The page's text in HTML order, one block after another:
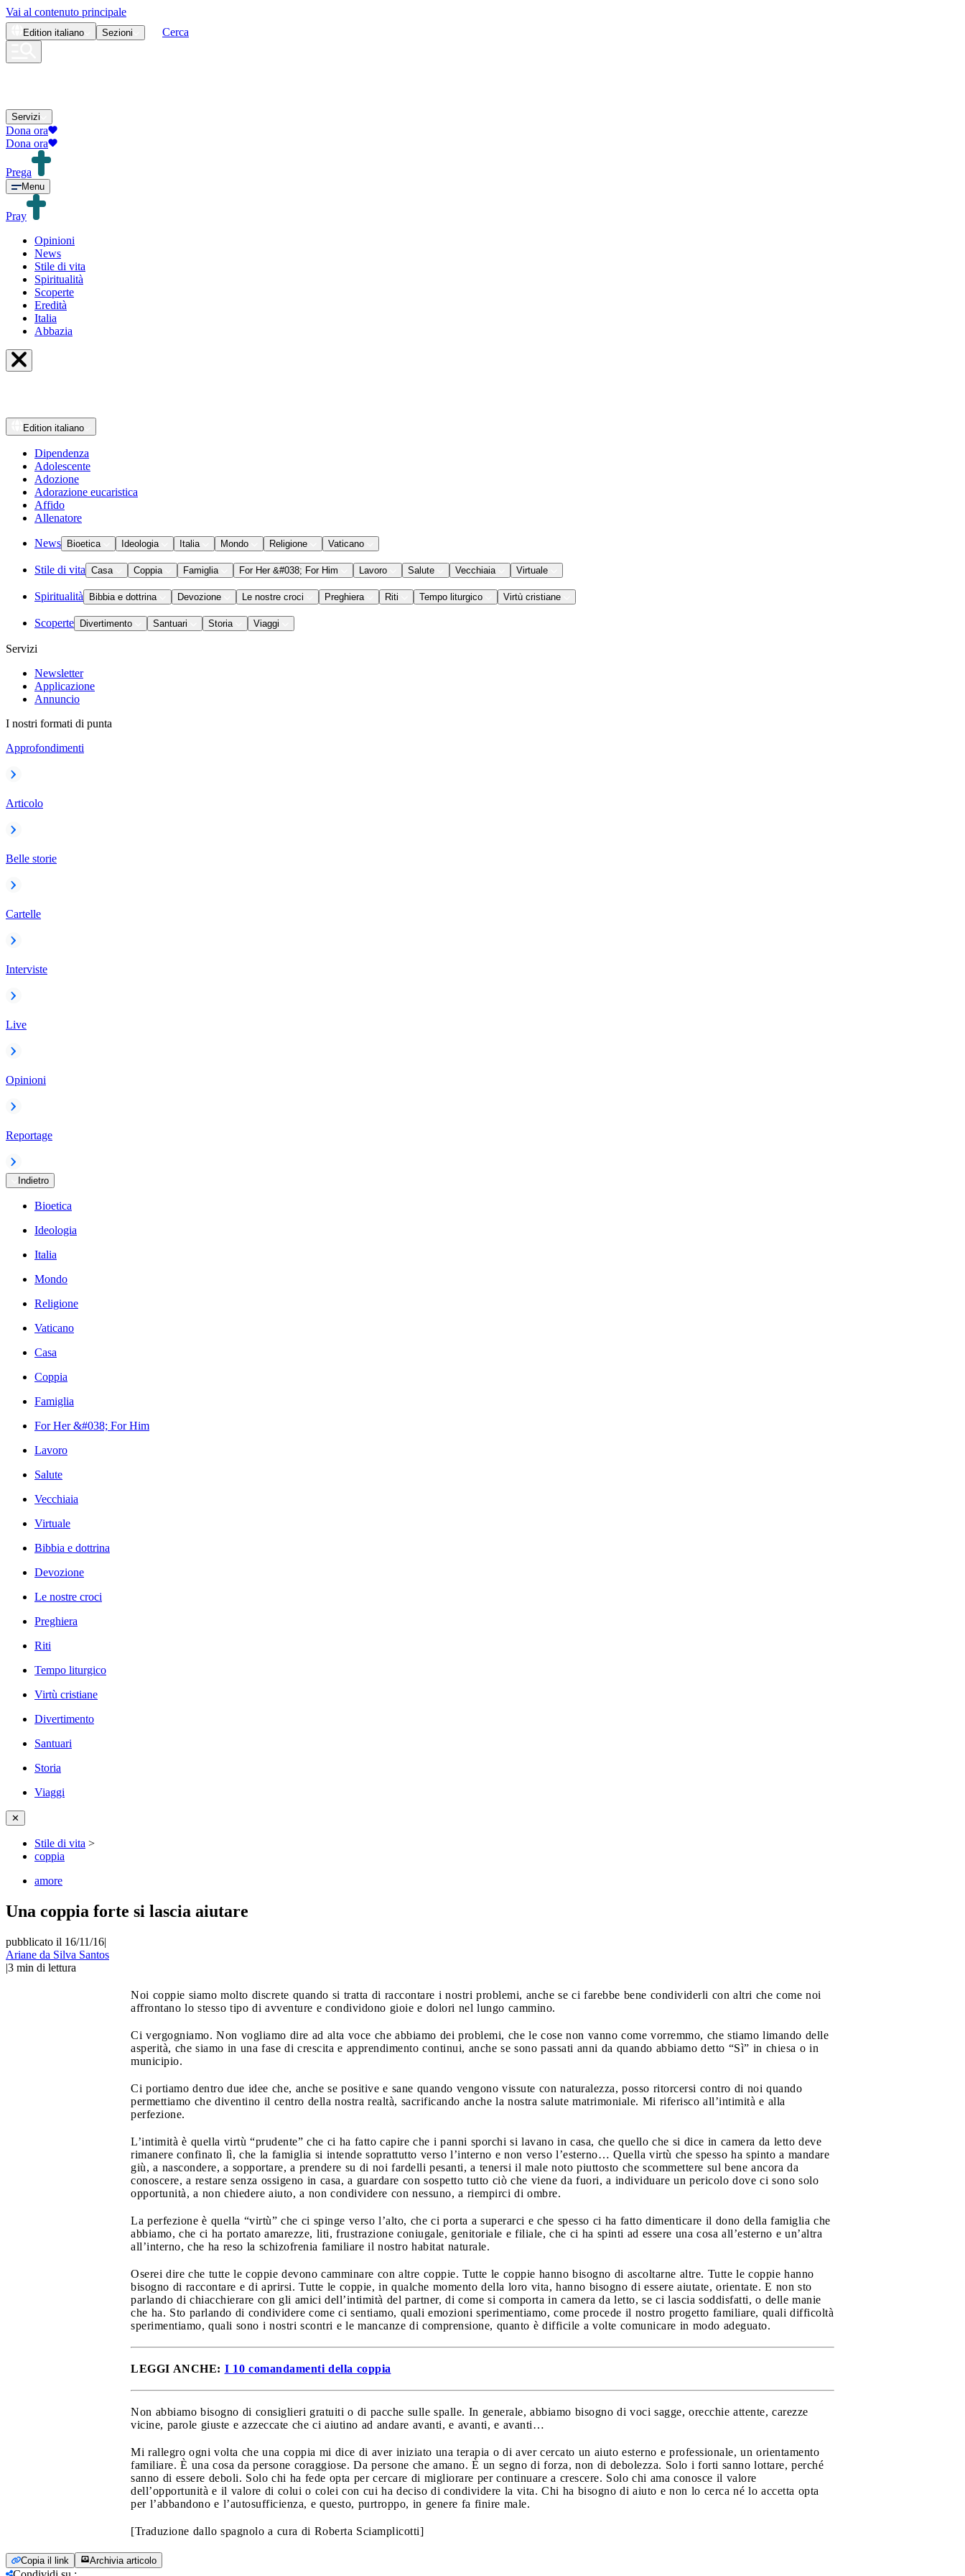
Vai al contenuto principale
Edition italiano Sezioni Cerca
Servizi
Dona ora
Dona ora
Prega
Menu
Pray
Opinioni
News
Stile di vita
Spiritualità
Scoperte
Eredità
Italia
Abbazia
Edition italiano
Dipendenza
Adolescente
Adozione
Adorazione eucaristica
Affido
Allenatore
News Bioetica Ideologia Italia Mondo Religione Vaticano
Stile di vita Casa Coppia Famiglia For Her &#038; For Him Lavoro Salute Vecchiaia Virtuale
Spiritualità Bibbia e dottrina Devozione Le nostre croci Preghiera Riti Tempo liturgico Virtù cristiane
Scoperte Divertimento Santuari Storia Viaggi
Servizi
Newsletter
Applicazione
Annuncio
I nostri formati di punta
Approfondimenti
Articolo
Belle storie
Cartelle
Interviste
Live
Opinioni
Reportage
Indietro
Bioetica
Ideologia
Italia
Mondo
Religione
Vaticano
Casa
Coppia
Famiglia
For Her &#038; For Him
Lavoro
Salute
Vecchiaia
Virtuale
Bibbia e dottrina
Devozione
Le nostre croci
Preghiera
Riti
Tempo liturgico
Virtù cristiane
Divertimento
Santuari
Storia
Viaggi
✕
Stile di vita >
coppia
amore
Una coppia forte si lascia aiutare
pubblicato il 16/11/16|
Ariane da Silva Santos
|3 min di lettura
Noi coppie siamo molto discrete quando si tratta di raccontare i nostri problemi, anche se ci farebbe bene condividerli con altri che come noi
affrontano lo stesso tipo di avventure e condividono gioie e dolori nel lungo cammino.
Ci vergogniamo. Non vogliamo dire ad alta voce che abbiamo dei problemi, che le cose non vanno come vorremmo, che stiamo limando delle
asperità, che siamo in una fase di crescita e apprendimento continui, anche se sono passati anni da quando abbiamo detto “Sì” in chiesa o in
municipio.
Ci portiamo dentro due idee che, anche se positive e sane quando vengono vissute con naturalezza, posso ritorcersi contro di noi quando
permettiamo che diventino il centro della nostra realtà, sacrificando anche la nostra salute matrimoniale. Mi riferisco all’intimità e alla
perfezione.
L’intimità è quella virtù “prudente” che ci ha fatto capire che i panni sporchi si lavano in casa, che quello che si dice in camera da letto deve
rimanere confinato lì, che la famiglia si intende soprattutto verso l’interno e non verso l’esterno… Quella virtù che spesso ha spinto a mandare
giù, a nascondere, a sopportare, a prendere su di noi fardelli pesanti, a tenersi il male noto piuttosto che scommettere sul bene ancora da
conoscere, a restare senza ossigeno in casa, a guardare con sospetto tutto ciò che viene da fuori, a individuare un pericolo dove ci sono solo
opportunità, a non chiedere aiuto, a non condividere con nessuno, a riempirci di ombre.
La perfezione è quella “virtù” che ci spinge verso l’alto, che ci porta a superarci e che spesso ci ha fatto dimenticare il dono della famiglia che
abbiamo, che ci ha portato amarezze, liti, frustrazione coniugale, genitoriale e filiale, che ci ha spinti ad essere una cosa all’esterno e un’altra
all’interno, che ha reso la schizofrenia familiare il nostro habitat naturale.
Oserei dire che tutte le coppie devono camminare con altre coppie. Tutte le coppie hanno bisogno di ascoltarne altre. Tutte le coppie hanno
bisogno di raccontare e di aprirsi. Tutte le coppie, in qualche momento della loro vita, hanno bisogno di essere aiutate, orientate. E non sto
parlando di chiacchierare con gli amici dell’intimità del partner, di come si comporta in camera da letto, se ci lascia soddisfatti, o delle manie
che ha. Sto parlando di condividere come ci sentiamo, quali emozioni sperimentiamo, come procede il nostro progetto familiare, quali difficoltà
sperimentiamo, quali sono i nostri scontri e le mancanze di comprensione, quanto è difficile a volte comunicare in modo adeguato.
LEGGI ANCHE: I 10 comandamenti della coppia
Non abbiamo bisogno di consiglieri gratuiti o di pacche sulle spalle. In generale, abbiamo bisogno di voci sagge, orecchie attente, carezze
vicine, parole giuste e azzeccate che ci aiutino ad andare avanti, e avanti, e avanti…
Mi rallegro ogni volta che una coppia mi dice di aver iniziato una terapia o di aver cercato un aiuto esterno e professionale, un orientamento
familiare. È una cosa da persone coraggiose. Da persone che amano. È un segno di forza, non di debolezza. Solo i forti sanno lottare, perché
sanno di essere deboli. Solo chi ha fede opta per cercare di migliorare per continuare a crescere. Solo chi ama conosce il valore
dell’opportunità e il valore di colui o colei con cui ha deciso di condividere la vita. Chi ha bisogno di aiuto e non lo cerca né lo accetta opta
per l’abbandono e l’autosufficienza, e questo, purtroppo, in genere fa finire male.
[Traduzione dallo spagnolo a cura di Roberta Sciamplicotti]
Copia il link Archivia articolo